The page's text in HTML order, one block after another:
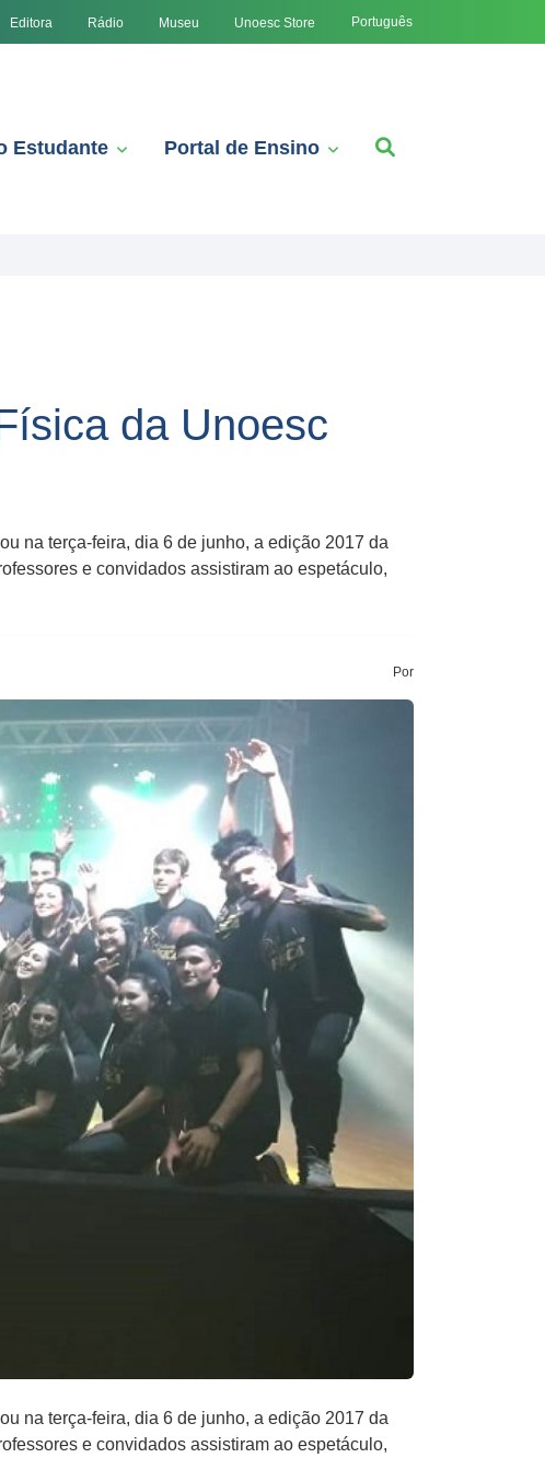
Editora Rádio Museu Unoesc Store Português
Estudante Portal de Ensino
da Unoesc
na terça-feira​, dia​ 6​ de junho​, a​ ​edição 2017 da​
e convidados assistiram ao espetáculo,
Por
na terça-feira​, dia​ 6​ de junho​, a​ ​edição 2017 da​
e convidados assistiram ao espetáculo,